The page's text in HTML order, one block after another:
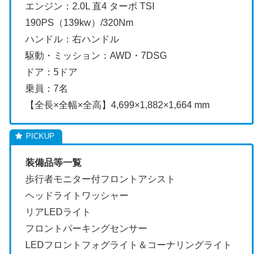
エンジン：2.0L 直4 ターボ TSI
190PS（139kw）/320Nm
ハンドル：右ハンドル
駆動・ミッション：AWD・7DSG
ドア：5ドア
乗員：7名
【全長×全幅×全高】4,699×1,882×1,664 mm
装備品等一覧
歩行者モニター付フロントアシスト
ヘッドライトワッシャー
リアLEDライト
フロントパーキングセンサー
LEDフロントフォグライト＆コーナリングライト